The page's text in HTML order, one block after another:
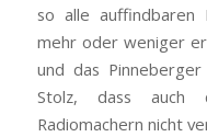
so alle auffindbaren
mehr oder weniger
und das
Stolz, dass
Radiomachern nicht